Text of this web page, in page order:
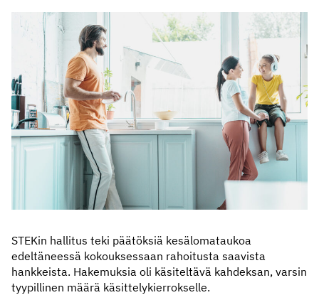
STEKin hallitus teki päätöksiä kesälomataukoa
edeltäneessä kokouksessaan rahoitusta saavista
hankkeista. Hakemuksia oli käsiteltävä kahdeksan, varsin
tyypillinen määrä käsittelykierrokselle.